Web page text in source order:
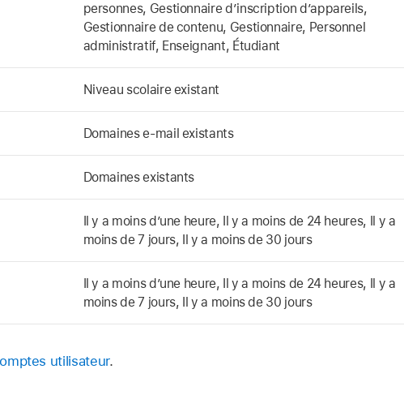
personnes, Gestionnaire d’inscription d’appareils,
Gestionnaire de contenu, Gestionnaire, Personnel
administratif, Enseignant, Étudiant
Niveau scolaire existant
Domaines e‑mail existants
Domaines existants
Il y a moins d’une heure, Il y a moins de 24 heures, Il y a
moins de 7 jours, Il y a moins de 30 jours
Il y a moins d’une heure, Il y a moins de 24 heures, Il y a
moins de 7 jours, Il y a moins de 30 jours
utilisateur.